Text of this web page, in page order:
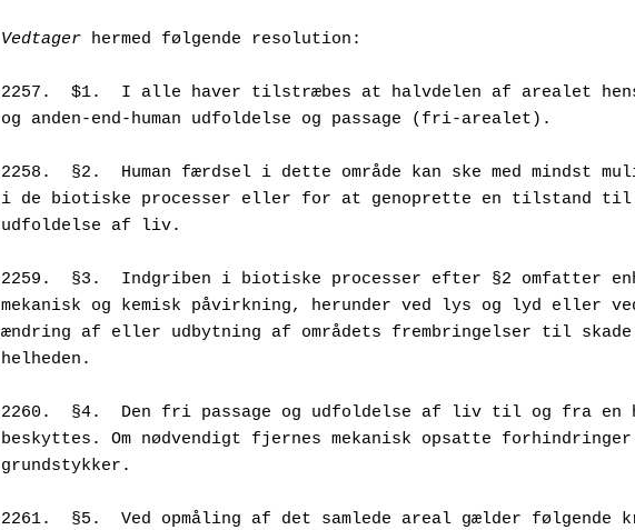
Vedtager hermed følgende resolution:
2257.  $1.  I alle haver tilstræbes at halvdelen af arealet
og anden-end-human udfoldelse og passage (fri-arealet).
2258.  §2.  Human færdsel i dette område kan ske med mindst
i de biotiske processer eller for at genoprette en tilstand til
udfoldelse af liv.
2259.  §3.  Indgriben i biotiske processer efter §2 omfatter
mekanisk og kemisk påvirkning, herunder ved lys og lyd eller
ændring af eller udbytning af områdets frembringelser til
helheden.
2260.  §4.  Den fri passage og udfoldelse af liv til og fra en
beskyttes. Om nødvendigt fjernes mekanisk opsatte forhindringer
grundstykker.
2261.  §5.  Ved opmåling af det samlede areal gælder følgende